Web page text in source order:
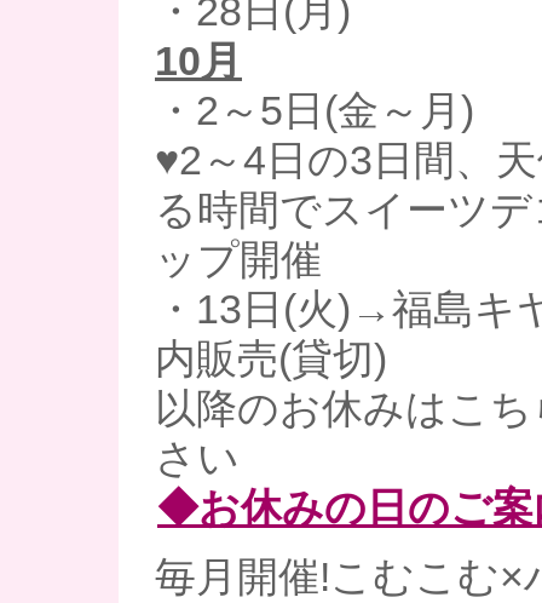
・28日(月)
10月
・2～5日(金～月)
♥2～4日の3日間、
る時間でスイーツ
ップ開催
・13日(火)→福島キ
内販売(貸切)
以降のお休みはこ
さい
◆お休みの日のご
毎月開催!こむこむ×